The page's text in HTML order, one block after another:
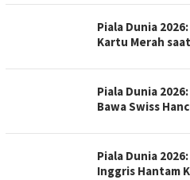
Piala Dunia
Kartu Merah
Piala Dunia
Bawa Swiss
Piala Dunia
Inggris Hantam